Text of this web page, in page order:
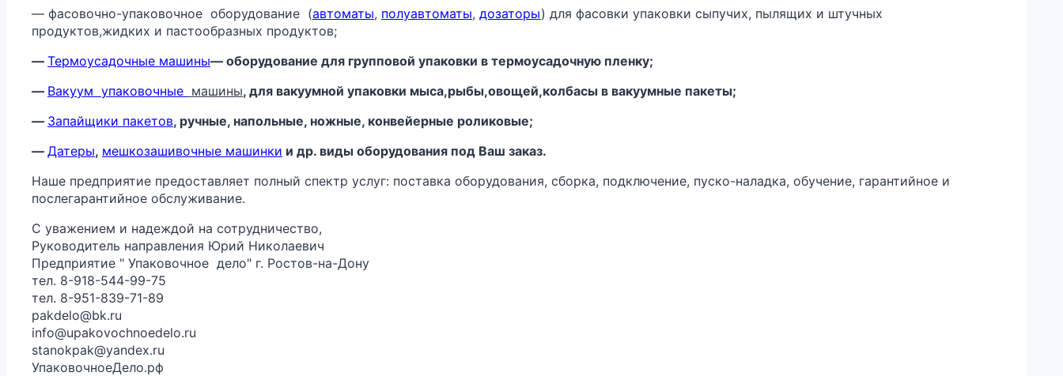
— фасовочно-упаковочное оборудование (автоматы, полуавтоматы, дозаторы) для фасовки упаковки сыпучих, пылящих и штучных
продуктов,жидких и пастообразных продуктов;
— Термоусадочные машины— оборудование для групповой упаковки в термоусадочную пленку;
— Вакуум упаковочные машины, для вакуумной упаковки мыса,рыбы,овощей,колбасы в вакуумные пакеты;
— Запайщики пакетов, ручные, напольные, ножные, конвейерные роликовые;
— Датеры, мешкозашивочные машинки и др. виды оборудования под Ваш заказ.
Наше предприятие предоставляет полный спектр услуг: поставка оборудования, сборка, подключение, пуско-наладка, обучение, гарантийное и
послегарантийное обслуживание.
С уважением и надеждой на сотрудничество,
Руководитель направления Юрий Николаевич
Предприятие " Упаковочное дело" г. Ростов-на-Дону
тел. 8-918-544-99-75
тел. 8-951-839-71-89
pakdelo@bk.ru
info@upakovochnoedelo.ru
stanokpak@yandex.ru
УпаковочноеДело.рф